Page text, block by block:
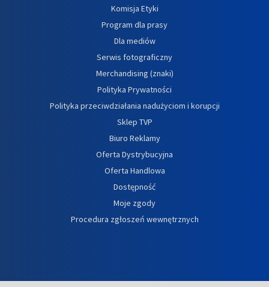
Komisja Etyki
Program dla prasy
Dla mediów
Serwis fotograficzny
Merchandising (znaki)
Polityka Prywatności
Polityka przeciwdziałania nadużyciom i korupcji
Sklep TVP
Biuro Reklamy
Oferta Dystrybucyjna
Oferta Handlowa
Dostępność
Moje zgody
Procedura zgłoszeń wewnętrznych